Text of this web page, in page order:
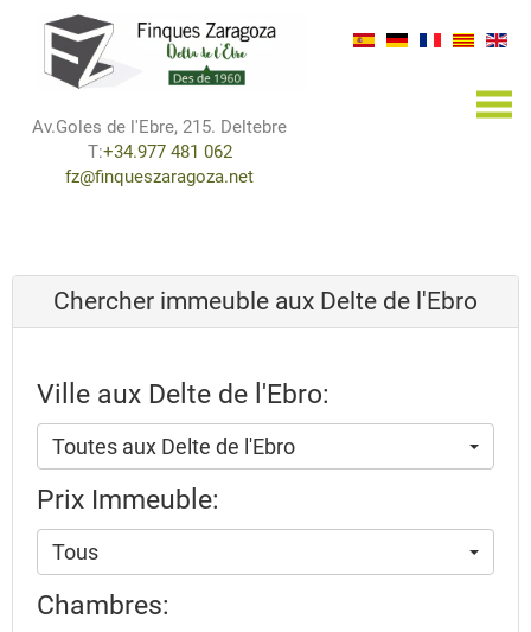
Av.Goles de l'Ebre, 215. Deltebre
T:+34.977 481 062
fz@finqueszaragoza.net
×
Chercher immeuble aux Delte de l'Ebro
Ville aux Delte de l'Ebro:
Toutes aux Delte de l'Ebro
Prix Immeuble:
Tous
Chambres: